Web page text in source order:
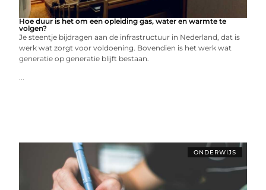
Hoe duur is het om een opleiding gas, water en warmte te
volgen?
Je steentje bijdragen aan de infrastructuur in Nederland, dat is
werk wat zorgt voor voldoening. Bovendien is het werk wat
generatie op generatie blijft bestaan.
...
ONDERWIJS